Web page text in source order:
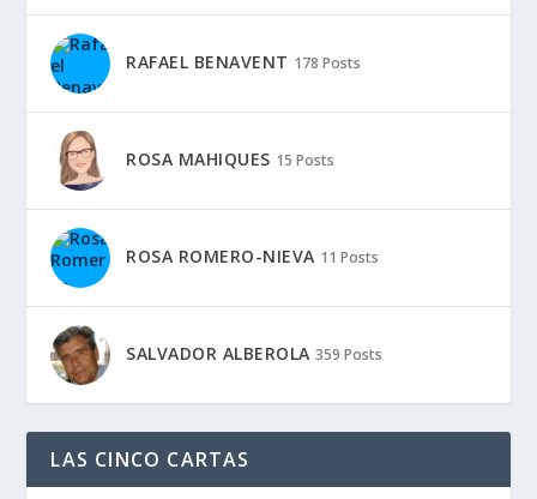
RAFAEL BENAVENT 178 Posts
ROSA MAHIQUES 15 Posts
ROSA ROMERO-NIEVA 11 Posts
SALVADOR ALBEROLA 359 Posts
LAS CINCO CARTAS